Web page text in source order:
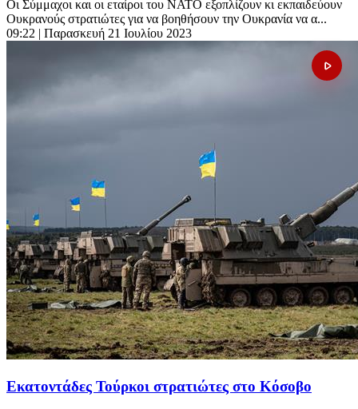
Οι Σύμμαχοι και οι εταίροι του ΝΑΤΟ εξοπλίζουν κι εκπαιδεύουν
Ουκρανούς στρατιώτες για να βοηθήσουν την Ουκρανία να α...
09:22 | Παρασκευή 21 Ιουλίου 2023
Εκατοντάδες Τούρκοι στρατιώτες στο Κόσοβο